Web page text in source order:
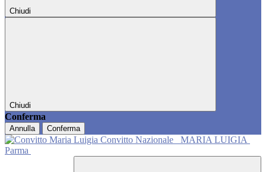
Chiudi
Chiudi
Conferma
Annulla Conferma
Convitto Nazionale
MARIA LUIGIA
Parma